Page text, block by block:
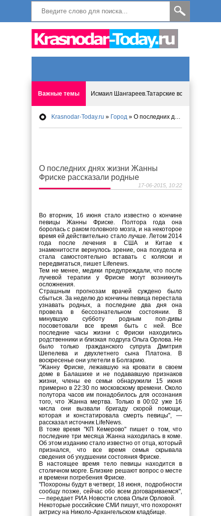
Важные темы Исмаил Шангареев.Татарские встречи на
Программа «Мир без слёз» впервые в Анапе:
Исмагил Шангареев. В поисках внутренней
Krasnodar-Today.ru » Город » О последних днях жизни Жанны Фриске рассказали родные
О последних днях жизни Жанны
Фриске рассказали родные
17-06-2015, 10:22
Во вторник, 16 июня стало известно о кончине
певицы Жанны Фриске. Полтора года она
боролась с раком головного мозга, и на некоторое
время ей действительно стало лучше. Летом 2014
года после лечения в США и Китае к
знаменитости вернулось зрение, она похудела и
стала самостоятельно вставать с коляски и
передвигаться, пишет Lifenews.
Тем не менее, медики предупреждали, что после
лучевой терапии у Фриске могут возникнуть
осложнения.
Страшным прогнозам врачей суждено было
сбыться. За неделю до кончины певица перестала
узнавать родных, а последние два дня она
провела в бессознательном состоянии. В
минувшую субботу родным поп-дивы
посоветовали все время быть с ней. Все
последние часы жизни с Фриски находились
родственники и близкая подруга Ольга Орлова. Не
было только гражданского супруга Дмитрия
Шепелева и двухлетнего сына Платона. В
воскресенье они улетели в Болгарию.
"Жанну Фриске, лежавшую на кровати в своем
доме в Балашихе и не подававшую признаков
жизни, члены ее семьи обнаружили 15 июня
примерно в 22:30 по московскому времени. Около
полутора часов им понадобилось для осознания
того, что Жанна мертва. Только в 00:02 уже 16
числа они вызвали бригаду скорой помощи,
которая и констатировала смерть певицы", —
рассказал источник LifeNews.
В тоже время "КП Кемерово" пишет о том, что
последние три месяца Жанна находилась в коме.
Об этом изданию стало известно от отца, который
признался, что все время семья скрывала
сведения об ухудшении состояния Фриске.
В настоящее время тело певицы находится в
столичном морге. Близкие решают вопрос о месте
и времени погребения Фриске.
"Похороны будут в четверг, 18 июня, подробности
сообщу позже, сейчас обо всем договариваемся",
— передает РИА Новости слова Ольги Орловой.
Некоторые российские СМИ пишут, что похоронят
актрису на Николо-Архангельском кладбище.